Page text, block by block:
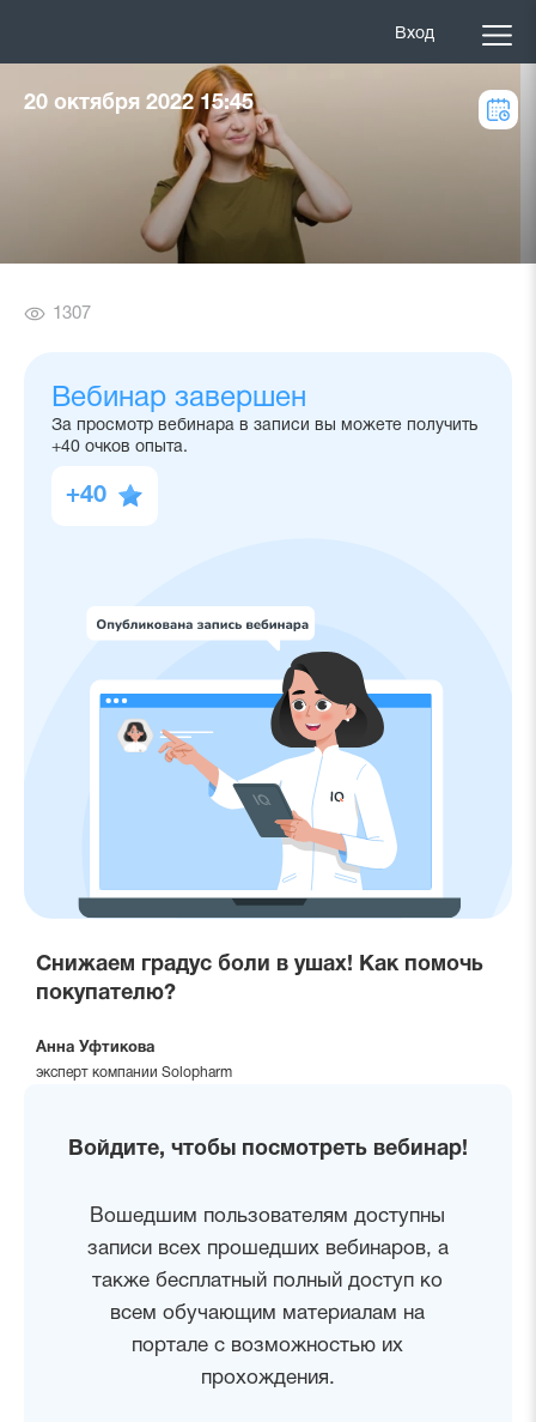
Вход
20 октября 2022 15:45
Количество
1307
Вебинар завершен
За просмотр вебинара в записи вы можете получить
+40 очков опыта.
+40
Снижаем градус боли в ушах! Как помочь
покупателю?
Анна Уфтикова
эксперт компании Solopharm
Войдите, чтобы посмотреть вебинар!
Вошедшим пользователям доступны
записи всех прошедших вебинаров, а
также бесплатный полный доступ ко
всем обучающим материалам на
портале с возможностью их
прохождения.